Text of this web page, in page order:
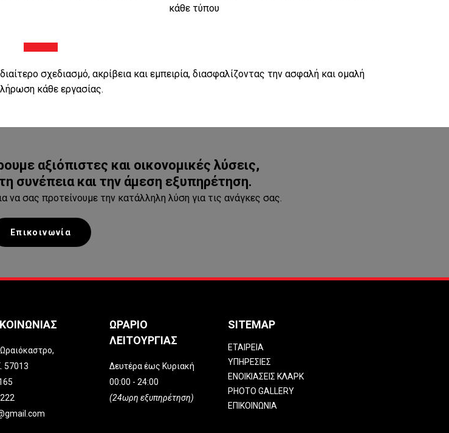
κάθε τύπου
σχεδιασμό, ακρίβεια και εμπειρία, διασφαλίζοντας την ασφαλή και ομαλή
κάθε εργασίας.
αξιόπιστες και οικονομικές λύσεις,
συνέπεια και την άμεση εξυπηρέτηση.
να σας προτείνουμε την κατάλληλη λύση για τις ανάγκες σας.
Eπικοινωνία
57013
ΩΡΑΡΙΟ
ΛΕΙΤΟΥΡΓΙΑΣ
Δευτέρα έως Κυριακή
00:00 - 24:00
(24ωρη εξυπηρέτηση)
SITEMAP
ΕΤΑΙΡΕΙΑ
ΥΠΗΡΕΣΙΕΣ
ΕΝΟΙΚΙΑΣΕΙΣ ΚΛΑΡΚ
PHOTO GALLERY
ΕΠΙΚΟΙΝΩΝΙΑ